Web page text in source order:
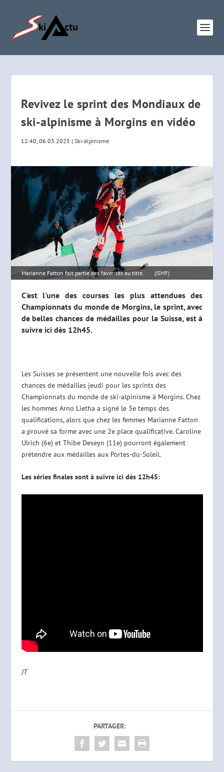
Revivez le sprint des Mondiaux de
ski-alpinisme à Morgins en vidéo
12:40, 06.03.2025 |Ski-alpinisme
Marianne Fatton fait partie des favorites au titre. (ISMF)
C'est l'une des courses les plus attendues des
Championnats du monde de Morgins, le sprint, avec
de belles chances de médailles pour la Suisse, est à
suivre ici dès 12h45.
Les Suisses se présentent une nouvelle fois avec des
chances de médailles jeudi pour les sprints des
Championnats du monde de ski-alpinisme à Morgins. Chez
les hommes Arno Lietha a signé le 3e temps des
qualifications, alors que chez les femmes Marianne Fatton
a prouvé sa forme avec une 2e place qualificative. Caroline
Ulrich (6e) et Thibe Deseyn (11e) pourront également
prétendre aux médailles aux Portes-du-Soleil.
Les séries finales sont à suivre ici dès 12h45:
JT
PARTAGER: